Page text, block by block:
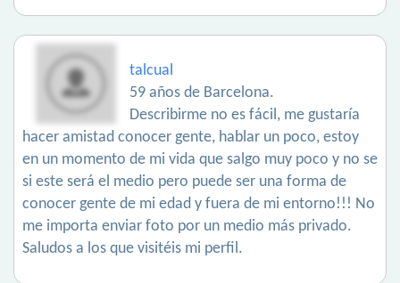
talcual
59 años de Barcelona.
Describirme no es fácil, me gustaría
hacer amistad conocer gente, hablar un poco, estoy
en un momento de mi vida que salgo muy poco y no se
si este será el medio pero puede ser una forma de
conocer gente de mi edad y fuera de mi entorno!!! No
me importa enviar foto por un medio más privado.
Saludos a los que visitéis mi perfil.